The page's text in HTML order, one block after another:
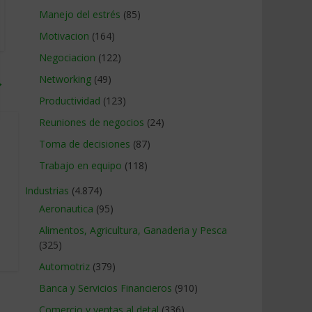
Manejo del estrés (85)
Motivacion (164)
Negociacion (122)
Networking (49)
Productividad (123)
Reuniones de negocios (24)
Toma de decisiones (87)
Trabajo en equipo (118)
Industrias (4.874)
Aeronautica (95)
Alimentos, Agricultura, Ganaderia y Pesca
(325)
Automotriz (379)
Banca y Servicios Financieros (910)